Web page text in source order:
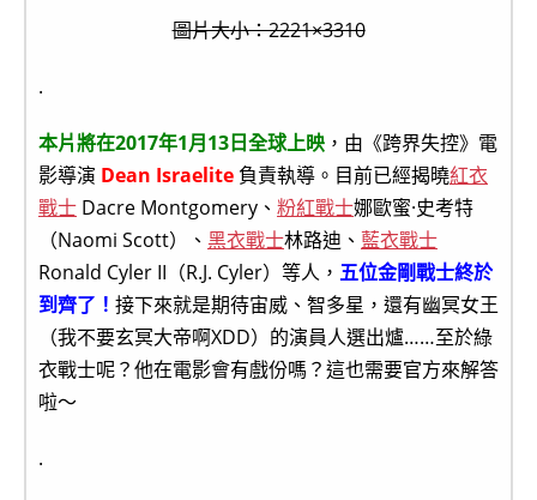
圖片大小：2221×3310
.
本片將在2017年1月13日全球上映 ，由《跨界失控》電
影導演 Dean Israelite 負責執導。目前已經揭曉紅衣
戰士 Dacre Montgomery、 粉紅戰士娜歐蜜·史考特
（Naomi Scott）、 黑衣戰士林路迪、 藍衣戰士
Ronald Cyler II（R.J. Cyler）等人， 五位金剛戰士終於
到齊了！ 接下來就是期待宙威、智多星，還有幽冥女王
（我不要玄冥大帝啊XDD）的演員人選出爐……至於綠
衣戰士呢？他在電影會有戲份嗎？這也需要官方來解答
啦～
.